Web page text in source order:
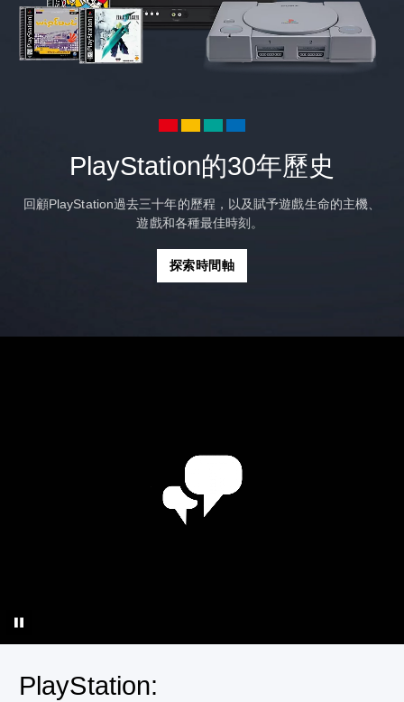
PlayStation的30年歷史
回顧PlayStation過去三十年的歷程，以及賦予遊戲生命的主機、
遊戲和各種最佳時刻。
探索時間軸
PlayStation: